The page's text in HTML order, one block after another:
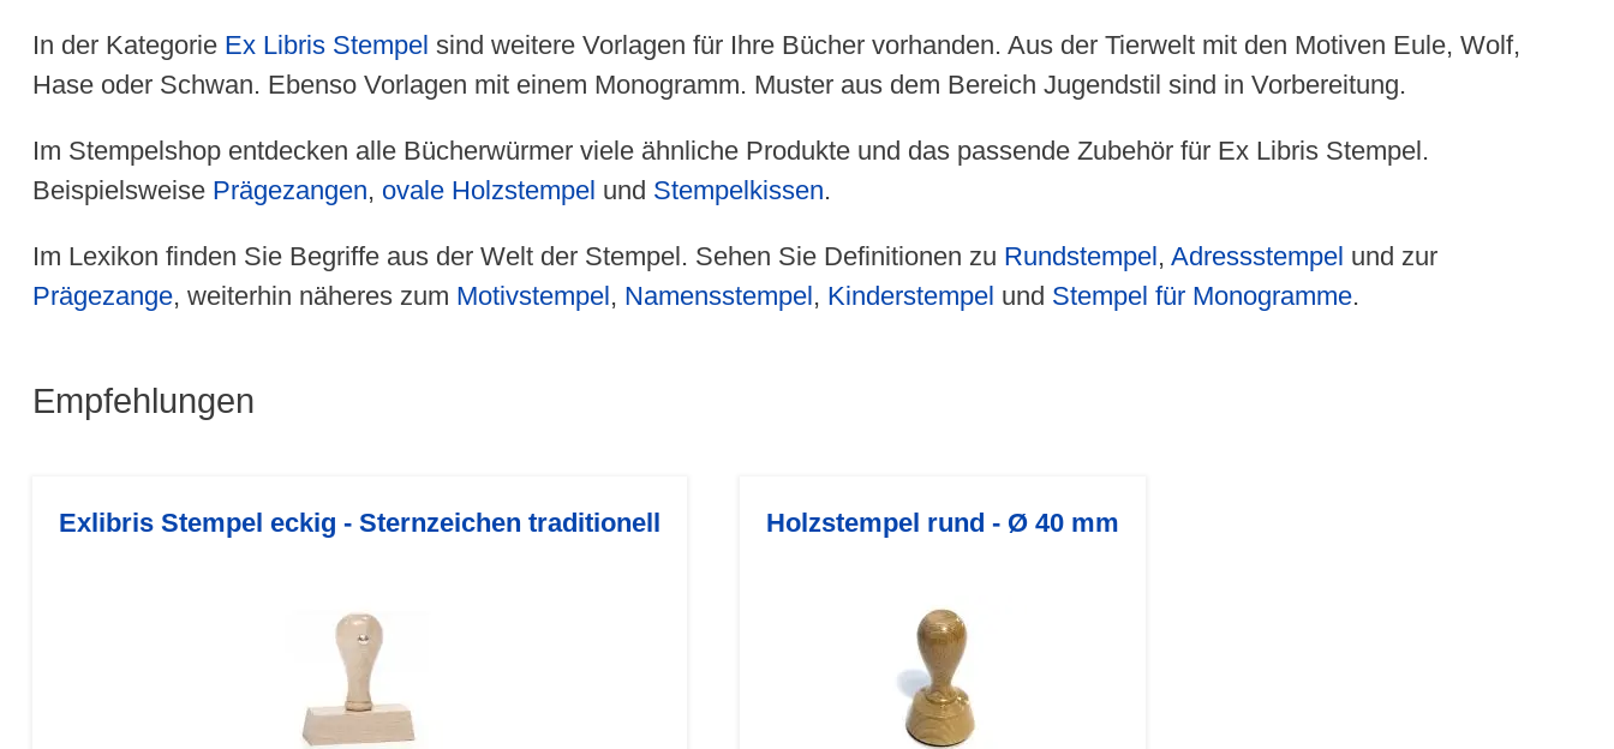
In der Kategorie Ex Libris Stempel sind weitere Vorlagen für Ihre Bücher vorhanden. Aus der Tierwelt mit den Motiven Eule, Wolf,
Hase oder Schwan. Ebenso Vorlagen mit einem Monogramm. Muster aus dem Bereich Jugendstil sind in Vorbereitung.
Im Stempelshop entdecken alle Bücherwürmer viele ähnliche Produkte und das passende Zubehör für Ex Libris Stempel.
Beispielsweise Prägezangen, ovale Holzstempel und Stempelkissen.
Im Lexikon finden Sie Begriffe aus der Welt der Stempel. Sehen Sie Definitionen zu Rundstempel, Adressstempel und zur
Prägezange, weiterhin näheres zum Motivstempel, Namensstempel, Kinderstempel und Stempel für Monogramme.
Empfehlungen
Exlibris Stempel eckig - Sternzeichen traditionell Holzstempel rund - Ø 40 mm